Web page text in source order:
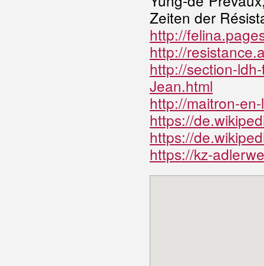
Zeiten der
http://
http://
http://section-
Jean.html
http://maitron-
https://
https://
https://kz-